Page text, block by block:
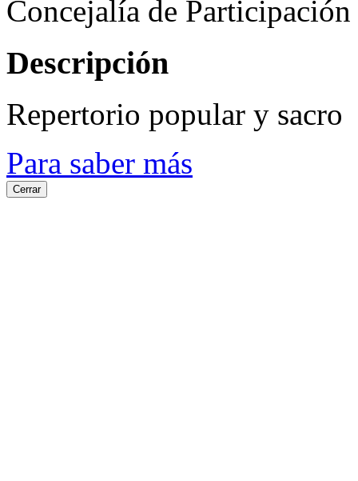
Concejalía de
Descripción
Repertorio popular y sacro
Para saber más
Cerrar